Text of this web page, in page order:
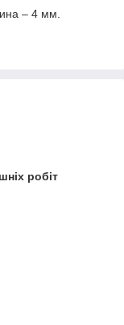
– 4 мм.
робіт